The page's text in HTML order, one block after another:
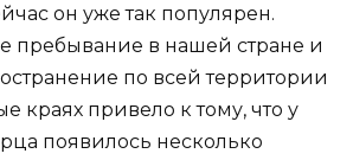
он уже так популярен.
пребывание в нашей стране и
по всей территории
краях привело к тому, что у
появилось несколько